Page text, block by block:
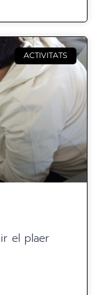
ACTIVITATS
el plaer